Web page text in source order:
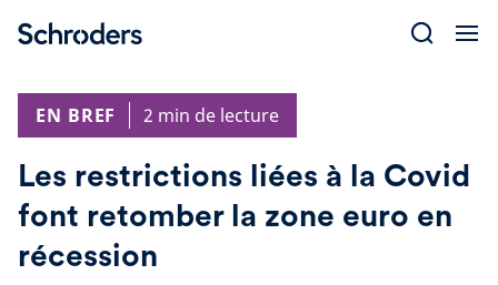
EN BREF
2 min de lecture
Les restrictions liées à la Covid
font retomber la zone euro en
récession